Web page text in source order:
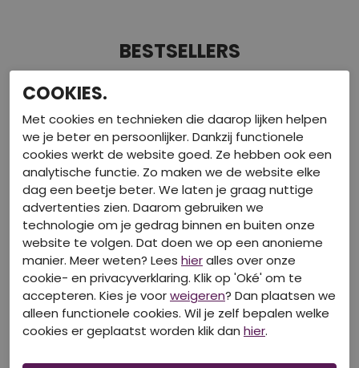
BESTSELLERS
Onze bestsellers speciaal voor jou
40-50-60% korting 40-50-60% korting
COOKIES.
Met cookies en technieken die daarop lijken helpen
we je beter en persoonlijker. Dankzij functionele
cookies werkt de website goed. Ze hebben ook een
analytische functie. Zo maken we de website elke
dag een beetje beter. We laten je graag nuttige
advertenties zien. Daarom gebruiken we
technologie om je gedrag binnen en buiten onze
website te volgen. Dat doen we op een anonieme
manier. Meer weten? Lees hieralles over onze
cookie- en privacyverklaring. Klik op 'Oké' om te
accepteren. Kies je voorweigeren? Dan plaatsen we
alleen functionele cookies. Wil je zelf bepalen welke
cookies er geplaatst worden klik dan hier.